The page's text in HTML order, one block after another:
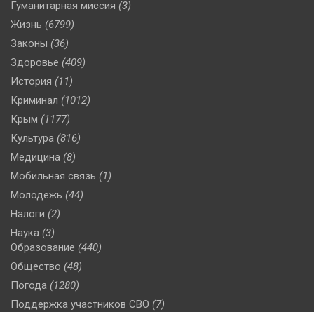
Гуманитарная миссия (3)
Жизнь (6799)
Законы (36)
Здоровье (409)
История (11)
Криминал (1012)
Крым (1177)
Культура (816)
Медицина (8)
Мобильная связь (1)
Молодежь (44)
Налоги (2)
Наука (3)
Образование (440)
Общество (48)
Погода (1280)
Поддержка участников СВО (7)